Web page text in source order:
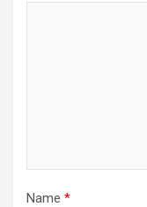
Name *